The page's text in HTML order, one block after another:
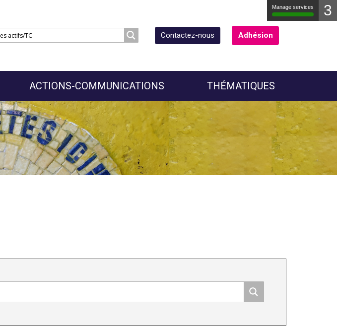
Contactez-nous Adhésion
ACTIONS-COMMUNICATIONS THÉMATIQUES
Manage services 3